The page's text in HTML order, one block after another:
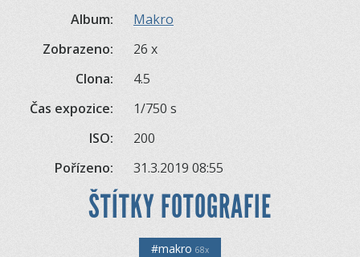
Album:
Makro
Zobrazeno:
26 x
Clona:
4.5
Čas expozice:
1/750 s
ISO:
200
Pořízeno:
31.3.2019 08:55
ŠTÍTKY FOTOGRAFIE
#makro 68x